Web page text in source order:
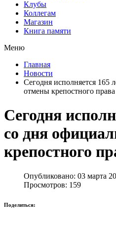
Клубы
Коллегам
Магазин
Книга памяти
Меню
Главная
Новости
Сегодня исполняется 165
отмены крепостного
Сегодня
со дня
крепостного
Опубликовано: 03 марта
Просмотров: 159
Поделиться: